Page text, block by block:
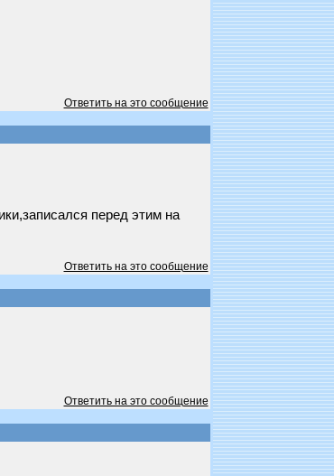
Ответить на это сообщение
перед этим на
Ответить на это сообщение
Ответить на это сообщение